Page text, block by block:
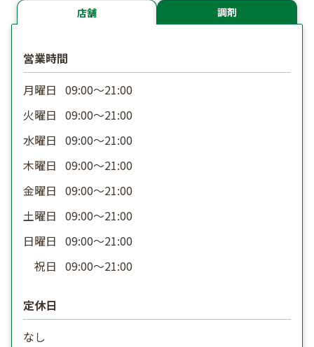
店舗 調剤
営業時間
月曜日 09:00〜21:00
火曜日 09:00〜21:00
水曜日 09:00〜21:00
木曜日 09:00〜21:00
金曜日 09:00〜21:00
土曜日 09:00〜21:00
日曜日 09:00〜21:00
祝日 09:00〜21:00
定休日
なし